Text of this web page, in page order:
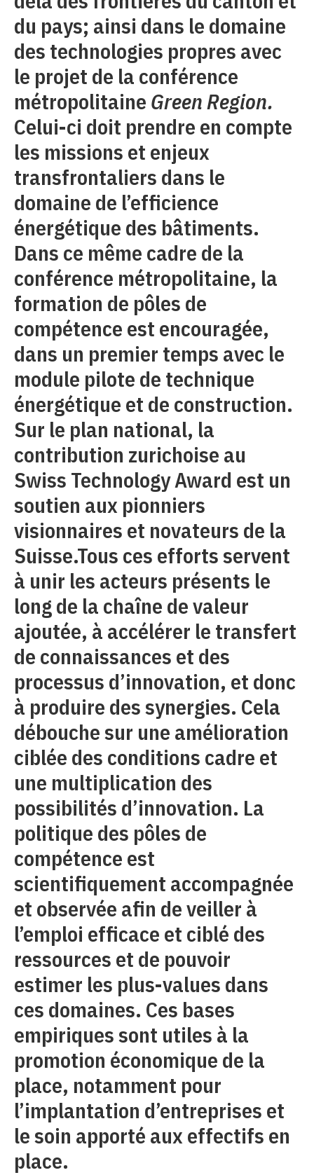
du pays; ainsi dans le domaine
des technologies propres avec
le projet de la conférence
métropolitaine Green Region.
Celui-ci doit prendre en compte
les missions et enjeux
transfrontaliers dans le
domaine de l’efficience
énergétique des bâtiments.
Dans ce même cadre de la
conférence métropolitaine, la
formation de pôles de
compétence est encouragée,
dans un premier temps avec le
module pilote de technique
énergétique et de construction.
Sur le plan national, la
contribution zurichoise au
Swiss Technology Award est un
soutien aux pionniers
visionnaires et novateurs de la
Suisse.Tous ces efforts servent
à unir les acteurs présents le
long de la chaîne de valeur
ajoutée, à accélérer le transfert
de connaissances et des
processus d’innovation, et donc
à produire des synergies. Cela
débouche sur une amélioration
ciblée des conditions cadre et
une multiplication des
possibilités d’innovation. La
politique des pôles de
compétence est
scientifiquement accompagnée
et observée afin de veiller à
l’emploi efficace et ciblé des
ressources et de pouvoir
estimer les plus-values dans
ces domaines. Ces bases
empiriques sont utiles à la
promotion économique de la
place, notamment pour
l’implantation d’entreprises et
le soin apporté aux effectifs en
place.